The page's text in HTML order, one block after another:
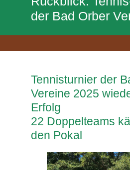
der Bad Orber
Tennisturnier der
Vereine 2025
Erfolg
22 Doppelteams
den Pokal